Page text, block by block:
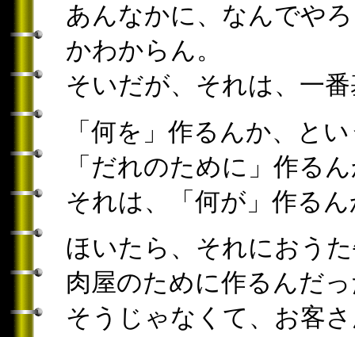
あんなかに、なんでや
かわからん。
そいだが、それは、一
「何を」作るんか、と
「だれのために」作る
それは、「何が」作る
ほいたら、それにおう
肉屋のために作るんだ
そうじゃなくて、お客